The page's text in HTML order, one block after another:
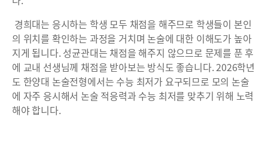
경희대는 응시하는 학생 모두 채점을 해주므로 학생들이 본인
의 위치를 확인하는 과정을 거치며 논술에 대한 이해도가 높아
지게 됩니다. 성균관대는 채점을 해주지 않으므로 문제를 푼 후
에 교내 선생님께 채점을 받아보는 방식도 좋습니다. 2026학년
도 한양대 논술전형에서는 수능 최저가 요구되므로 모의 논술
에 자주 응시해서 논술 적응력과 수능 최저를 맞추기 위해 노력
해야 합니다.